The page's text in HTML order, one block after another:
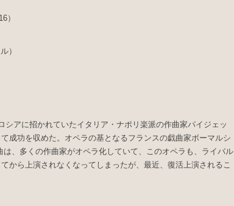
）
）
シアに招かれていたイタリア・ナポリ楽派の作曲家パイジェッ
成功を収めた。オペラの基となるフランスの戯曲家ボーマルシ
、多くの作曲家がオペラ化していて、このオペラも、ライバル
から上演されなくなってしまったが、最近、復活上演されるこ